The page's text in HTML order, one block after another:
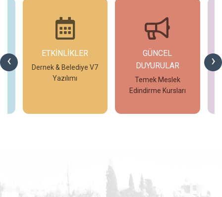
‹ ›
ETKİNLİKLER
Dernek & Belediye V7
Yazılımı
GÜNCEL
DUYURULAR
Temek Meslek
Edindirme Kursları